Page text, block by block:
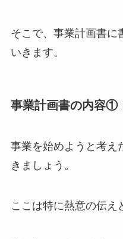
そこで、事業計画書に
いきます。
事業計画書の内容①
事業を始めようと考え
きましょう。
ここは特に熱意の伝え